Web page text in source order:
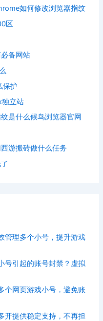
如何修改浏览器指纹
区
备网站
保护
立站
是什么候鸟浏览器官网
游搬砖做什么任务
管理多个小号，提升游戏
号引起的账号封禁？虚拟
个网页游戏小号，避免账
开提供稳定支持，不再担